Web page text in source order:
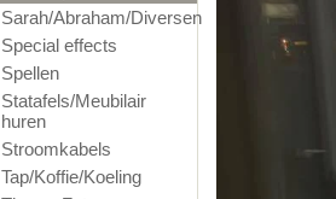
Sarah/Abraham/Diversen
Special effects
Spellen
Statafels/Meubilair
huren
Stroomkabels
Tap/Koffie/Koeling